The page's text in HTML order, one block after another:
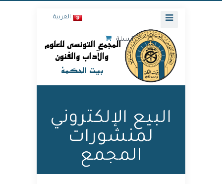
العربية
السلة
البيع الإلكتروني
لمنشورات
المجمع